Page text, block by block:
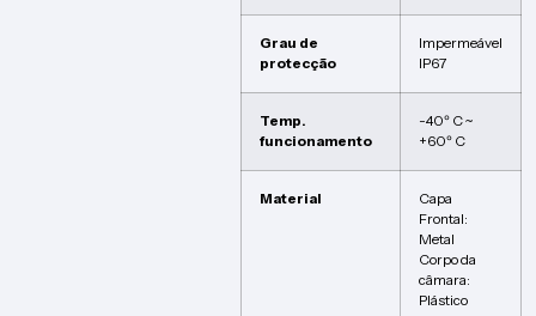
Grau de
protecção
Impermeável
IP67
Temp.
funcionamento
-40º C ~
+60º C
Material
Capa
Frontal:
Metal
Corpo da
câmara:
Plástico